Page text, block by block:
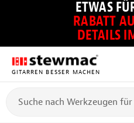
ETWAS
RABATT
DETAILS
GITARREN BESSER MACHEN